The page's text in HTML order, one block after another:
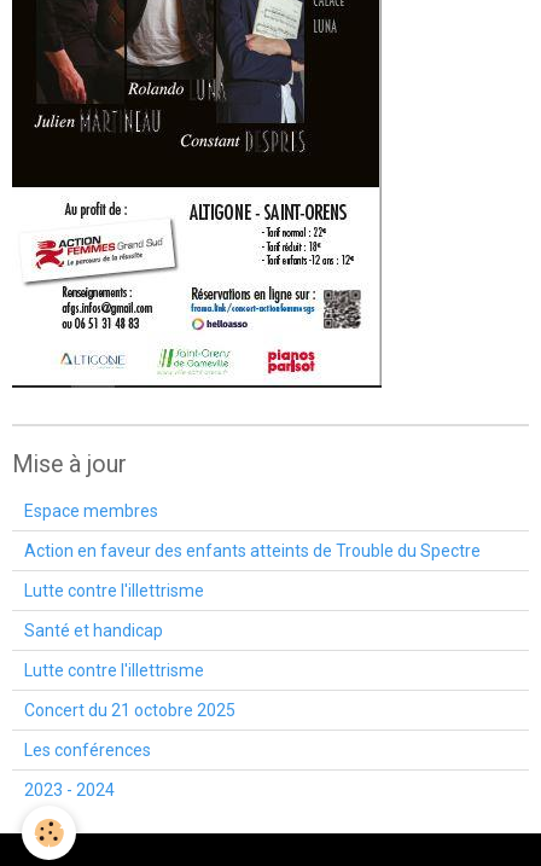
Mise à jour
Espace membres
Action en faveur des enfants atteints de Trouble du Spectre
Lutte contre l'illettrisme
Santé et handicap
Lutte contre l'illettrisme
Concert du 21 octobre 2025
Les conférences
2023 - 2024